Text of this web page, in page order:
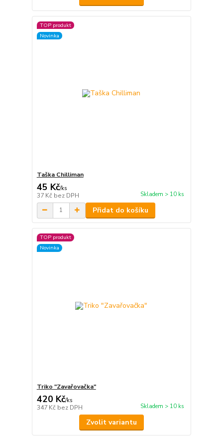
TOP produkt
Novinka
Taška Chilliman
45 Kč/ks
37 Kč bez DPH Skladem > 10 ks
Přidat do košíku
TOP produkt
Novinka
Triko "Zavařovačka"
420 Kč/ks
347 Kč bez DPH Skladem > 10 ks
Zvolit variantu